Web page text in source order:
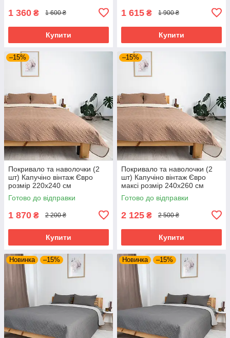
1 360 ₴ 1 600 ₴
Купити
1 615 ₴ 1 900 ₴
Купити
–15%
Покривало та наволочки (2
шт) Капучіно вінтаж Євро
розмір 220х240 см
Готово до відправки
1 870 ₴ 2 200 ₴
Купити
–15%
Покривало та наволочки (2
шт) Капучіно вінтаж Євро
максі розмір 240х260 см
Готово до відправки
2 125 ₴ 2 500 ₴
Купити
Новинка –15% Новинка –15%